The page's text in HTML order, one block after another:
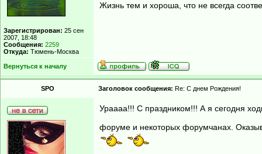
Зарегистрирован: 25 сен
2007, 18:48
Сообщения: 2259
Откуда: Тюмень-Москва
Жизнь тем и хороша, что не всегда
Вернуться к началу
SPO Заголовок сообщения: Re: С днем Рождения!
Ураааа!!! С праздником!!! А я сегодня
форуме и некоторых форумчанах.